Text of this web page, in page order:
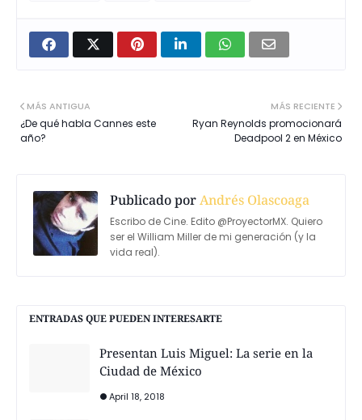
MÁS RECIENTE
Ryan Reynolds promocionará
Deadpool 2 en México
MÁS ANTIGUA
¿De qué habla Cannes este
año?
Publicado porAndrés Olascoaga
Escribo de Cine. Edito @ProyectorMX. Quiero
ser el William Miller de mi generación (y la
vida real).
ENTRADAS QUE PUEDEN INTERESARTE
Presentan Luis Miguel: La serie en la
Ciudad de México
April 18, 2018